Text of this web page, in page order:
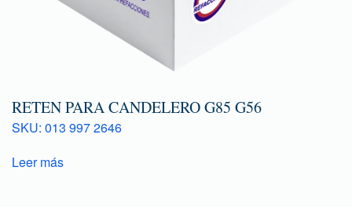
RETEN PARA CANDELERO G85 G56
SKU: 013 997 2646
Leer más